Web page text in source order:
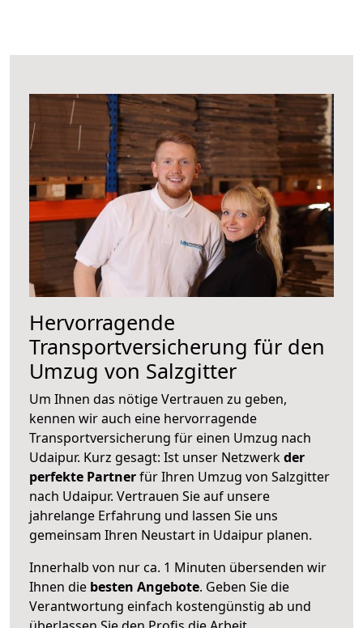
Hervorragende
Transportversicherung für den
Umzug von Salzgitter
Um Ihnen das nötige Vertrauen zu geben,
kennen wir auch eine hervorragende
Transportversicherung für einen Umzug nach
Udaipur. Kurz gesagt: Ist unser Netzwerkder
perfekte Partnerfür Ihren Umzug von Salzgitter
nach Udaipur. Vertrauen Sie auf unsere
jahrelange Erfahrung und lassen Sie uns
gemeinsam Ihren Neustart in Udaipur planen.
Innerhalb von nur ca. 1 Minuten übersenden wir
Ihnen die besten Angebote. Geben Sie die
Verantwortung einfach kostengünstig ab und